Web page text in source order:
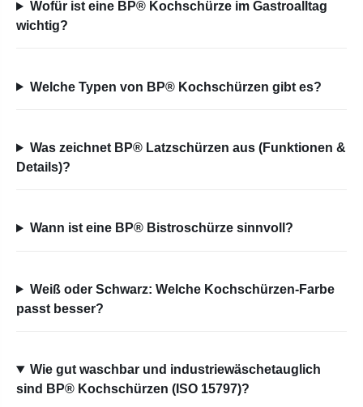
Wofür ist eine BP® Kochschürze im Gastroalltag
wichtig?
Welche Typen von BP® Kochschürzen gibt es?
Was zeichnet BP® Latzschürzen aus (Funktionen &
Details)?
Wann ist eine BP® Bistroschürze sinnvoll?
Weiß oder Schwarz: Welche Kochschürzen-Farbe
passt besser?
Wie gut waschbar und industriewäschetauglich
sind BP® Kochschürzen (ISO 15797)?